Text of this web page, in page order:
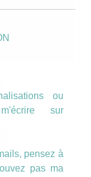
ou
sur
pensez à
pas ma